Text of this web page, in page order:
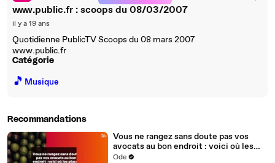
www.public.fr : scoops du 08/03/2007
il y a 19 ans
Quotidienne PublicTV Scoops du 08 mars 2007
www.public.fr
Catégorie
🎵 Musique
Recommandations
Vous ne rangez sans doute pas vos
avocats au bon endroit : voici où les
placer pour une chair parfaite
Ode